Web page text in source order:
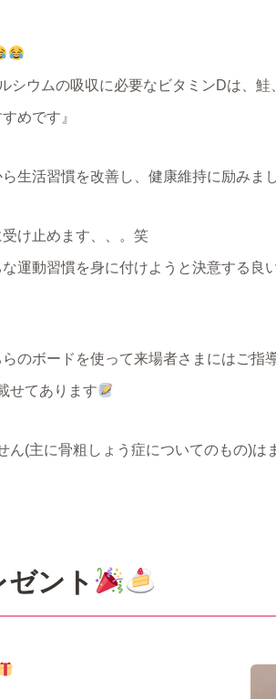
シウムの吸収に必要なビタミンDは、
めです』
ら生活習慣を改善し、健康維持に励みま
け止めます、、。笑
運動習慣を身に付けようと決意する良
のボードを使って来場者さまにはご指
せてあります
(主に骨粗しょう症についてのもの)は
ント